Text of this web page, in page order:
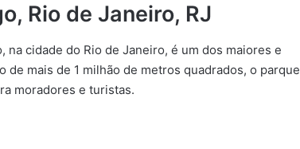
Rio de Janeiro, RJ
cidade do Rio de Janeiro, é um dos maiores e
mais de 1 milhão de metros quadrados, o parque
moradores e turistas.